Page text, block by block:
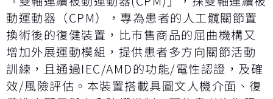
動運動器（CPM），專為患者的人工髖關節置
換術後的復健裝置，比市售商品的屈曲機構又
增加外展運動模組，提供患者多方向關節活動
訓練，且通過IEC/AMD的功能/電性認證，及確
效/風險評估。本裝置搭載具圖文人機介面、復